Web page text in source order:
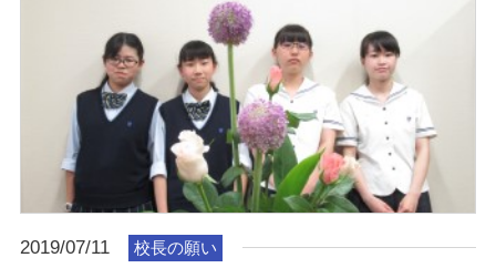
2019/07/11 校長の願い